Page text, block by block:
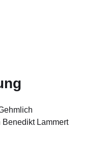
Benedikt Lammert